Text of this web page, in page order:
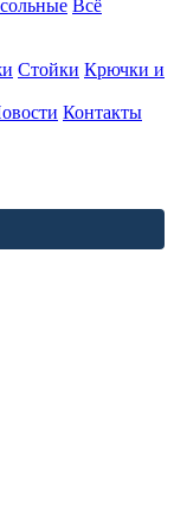
Всё
Стойки Крючки и
Контакты